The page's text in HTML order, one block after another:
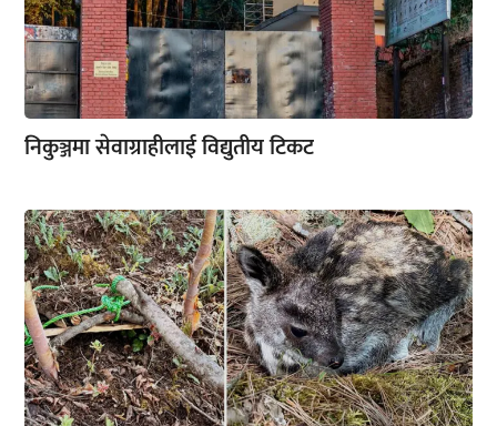
निकुञ्जमा सेवाग्राहीलाई विद्युतीय टिकट